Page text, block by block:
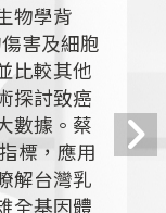
物學背
害及細胞
比較其他
探討致癌
數據。蔡
標，應用
解台灣乳
全基因體